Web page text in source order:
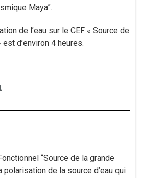
Maya”.
de l’eau sur le CEF « Source de
d’environ 4 heures.
“Source de la grande
polarisation de la source d’eau qui